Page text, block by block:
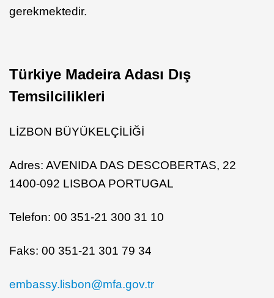
gerekmektedir.
Türkiye Madeira Adası Dış
Temsilcilikleri
LİZBON BÜYÜKELÇİLİĞİ
Adres: AVENIDA DAS DESCOBERTAS, 22
1400-092 LISBOA PORTUGAL
Telefon: 00 351-21 300 31 10
Faks: 00 351-21 301 79 34
embassy.lisbon@mfa.gov.tr